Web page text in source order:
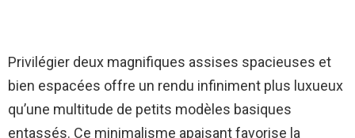
Privilégier deux magnifiques assises spacieuses et
bien espacées offre un rendu infiniment plus luxueux
qu’une multitude de petits modèles basiques
entassés. Ce minimalisme apaisant favorise la